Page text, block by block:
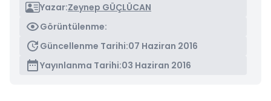
Yazar:Zeynep GÜÇLÜCAN
Görüntülenme:
Güncellenme Tarihi:07 Haziran 2016
Yayınlanma Tarihi:03 Haziran 2016